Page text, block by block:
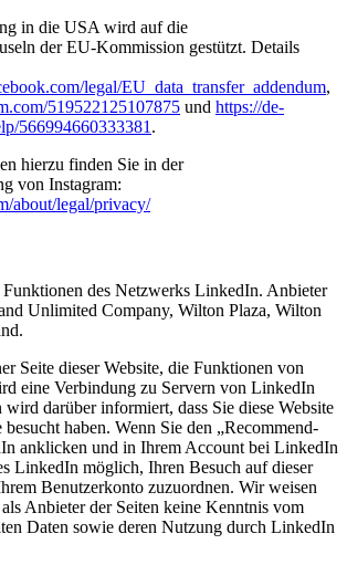
in die USA wird auf die
der EU-Kommission gestützt. Details
legal/EU_data_transfer_addendum,
519522125107875 und https://de-
566994660333381 .
hierzu finden Sie in der
von Instagram:
about/legal/privacy/
Funktionen des Netzwerks LinkedIn. Anbieter
Unlimited Company, Wilton Plaza, Wilton
Seite dieser Website, die Funktionen von
eine Verbindung zu Servern von LinkedIn
darüber informiert, dass Sie diese Website
haben. Wenn Sie den „Recommend-
anklicken und in Ihrem Account bei LinkedIn
LinkedIn möglich, Ihren Besuch auf dieser
Benutzerkonto zuzuordnen. Wir weisen
Anbieter der Seiten keine Kenntnis vom
Daten sowie deren Nutzung durch LinkedIn